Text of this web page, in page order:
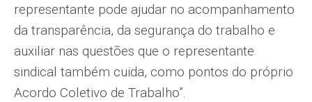
representante pode ajudar no acompanhamento
da transparência, da segurança do trabalho e
auxiliar nas questões que o representante
sindical também cuida, como pontos do próprio
Acordo Coletivo de Trabalho”.